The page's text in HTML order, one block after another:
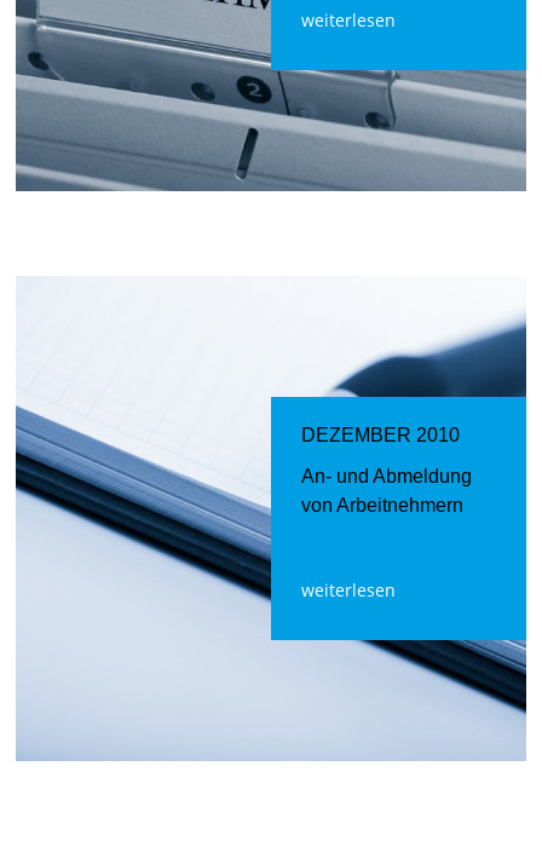
weiterlesen
DEZEMBER 2010
An- und Abmeldung
von Arbeitnehmern
weiterlesen